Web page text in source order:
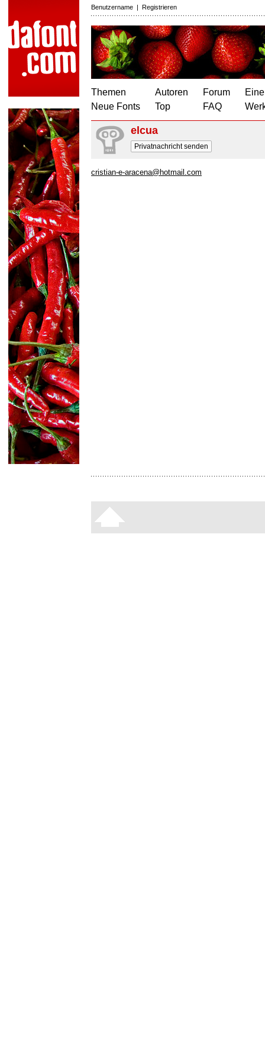
Benutzername | Registrieren
Themen
Neue Fonts
Autoren
Top
Forum
FAQ
elcua
Privatnachricht senden
cristian-e-aracena@hotmail.com